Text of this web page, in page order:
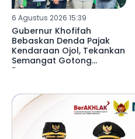
6 Agustus 2026 15:39
Gubernur Khofifah
Bebaskan Denda Pajak
Kendaraan Ojol, Tekankan
Semangat Gotong
Royong